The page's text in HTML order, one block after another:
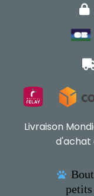

Livraison
d'achat
